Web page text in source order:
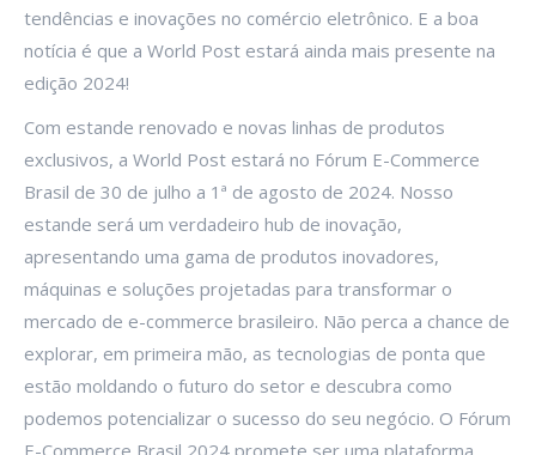
tendências e inovações no comércio eletrônico. E a boa
notícia é que a World Post estará ainda mais presente na
edição 2024!
Com estande renovado e novas linhas de produtos
exclusivos, a World Post estará no Fórum E-Commerce
Brasil de 30 de julho a 1ª de agosto de 2024. Nosso
estande será um verdadeiro hub de inovação,
apresentando uma gama de produtos inovadores,
máquinas e soluções projetadas para transformar o
mercado de e-commerce brasileiro. Não perca a chance de
explorar, em primeira mão, as tecnologias de ponta que
estão moldando o futuro do setor e descubra como
podemos potencializar o sucesso do seu negócio. O Fórum